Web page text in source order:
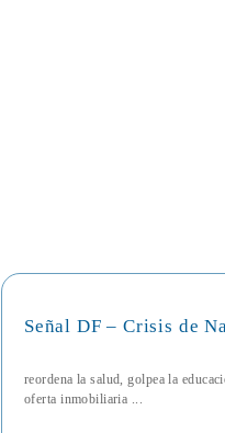
Señal DF – Crisis de
reordena la salud, golpea la
oferta inmobiliaria ...